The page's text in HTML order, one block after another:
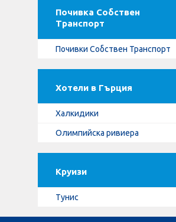
Почивка Собствен
Транспорт
Почивки Собствен Транспорт
Хотели в Гърция
Халкидики
Олимпийска ривиера
Круизи
Тунис